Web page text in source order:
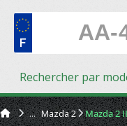
Rechercher
Mazda 2 Mazda 2